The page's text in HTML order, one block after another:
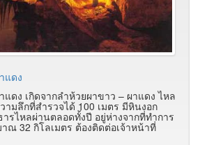
แดง
ดง เกิดจากลำห้วยผาขาว – ผาแดง ไหล
ามลึกที่สำรวจได้ 100 เมตร มีหินงอก
รไหลผ่านตลอดทั้งปี อยู่ห่างจากที่ทำการ
ณ 32 กิโลเมตร ต้องติดต่อเจ้าหน้าที่